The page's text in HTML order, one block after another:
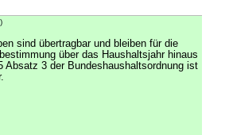
sind übertragbar und bleiben für die
über das Haushaltsjahr hinaus
Absatz 3 der Bundeshaushaltsordnung ist